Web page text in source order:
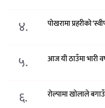
४. पोखरामा प्रहरीको
५. आज यी ठाउँमा भारी
६. रोल्पामा खोलाले